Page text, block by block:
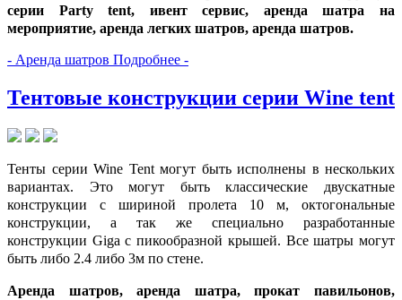
серии Party tent, ивент сервис, аренда шатра на
мероприятие, аренда легких шатров, аренда шатров.
- Аренда шатров Подробнее -
Тентовые конструкции серии Wine tent
Тенты серии Wine Tent могут быть исполнены в нескольких
вариантах. Это могут быть классические двускатные
конструкции с шириной пролета 10 м, октогональные
конструкции, а так же специально разработанные
конструкции Giga с пикообразной крышей. Все шатры могут
быть либо 2.4 либо 3м по стене.
Аренда шатров, аренда шатра, прокат павильонов,